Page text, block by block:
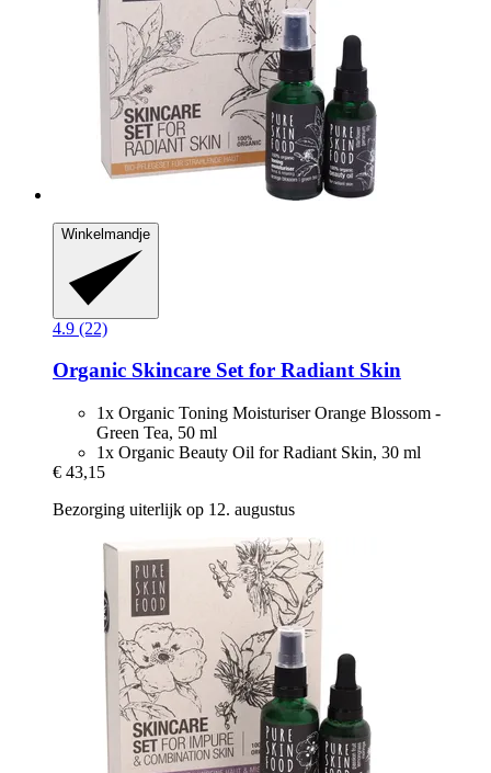
Winkelmandje
4.9 (22)
Organic Skincare Set for Radiant Skin
1x Organic Toning Moisturiser Orange Blossom -
Green Tea, 50 ml
1x Organic Beauty Oil for Radiant Skin, 30 ml
€ 43,15
Bezorging uiterlijk op 12. augustus